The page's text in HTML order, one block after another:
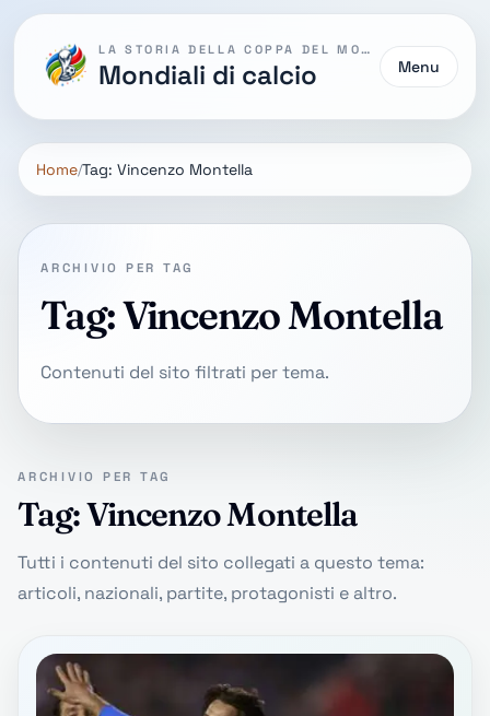
LA STORIA DELLA COPPA DEL MONDO
Mondiali di calcio Menu
Home Tag: Vincenzo Montella
ARCHIVIO PER TAG
Tag: Vincenzo Montella
Contenuti del sito filtrati per tema.
ARCHIVIO PER TAG
Tag: Vincenzo Montella
Tutti i contenuti del sito collegati a questo tema:
articoli, nazionali, partite, protagonisti e altro.